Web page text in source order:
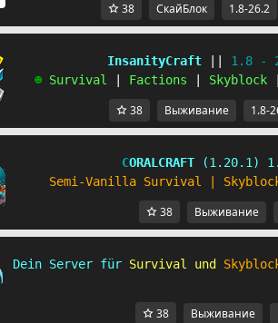
38 СкайБлок 1.8-26.2
InsanityCraft
1.8 -
☻ Survival Factions Skyblock
38 Выживание 1.8-
CORAL CRAFT
(1.20.1)
Semi -Vani l l a Survival Skybl oc
38 Выживание
Dein Server für Survival und
38 Выживание